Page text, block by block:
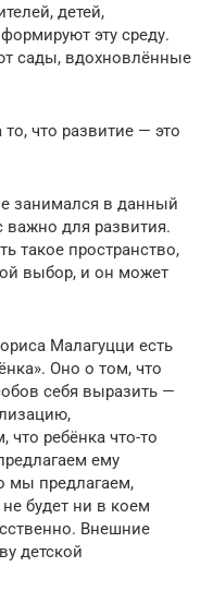
детей,
эту среду.
сады, вдохновлённые
что развитие — это
занимался в данный
важно для развития.
такое пространство,
выбор, и он может
Малагуцци есть
Оно о том, что
себя выразить —
ребёнка что-то
ему
мы предлагаем,
не будет ни в коем
Внешние
детской